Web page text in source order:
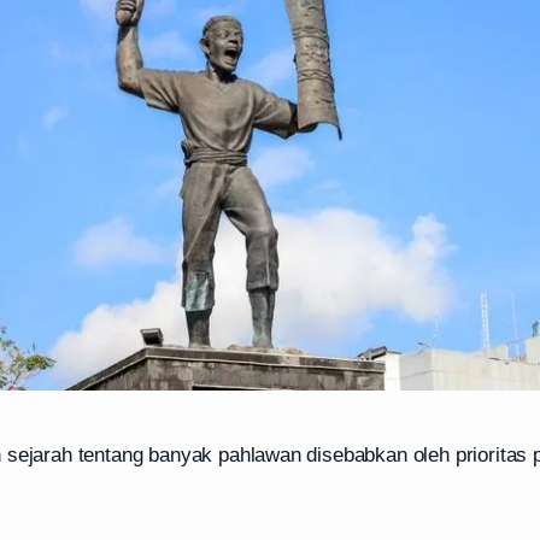
tentang banyak pahlawan disebabkan oleh prioritas